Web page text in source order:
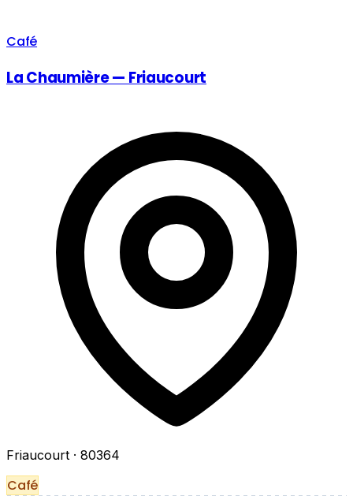
Café
La Chaumière — Friaucourt
Friaucourt · 80364
Café